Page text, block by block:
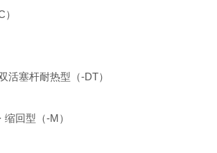
活塞杆耐热型（-DT）
回型（-M）